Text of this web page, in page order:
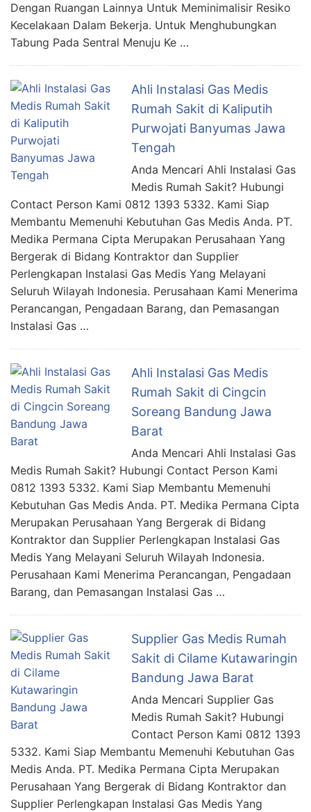
Dengan Ruangan Lainnya Untuk Meminimalisir Resiko
Kecelakaan Dalam Bekerja. Untuk Menghubungkan
Tabung Pada Sentral Menuju Ke …
Ahli Instalasi Gas Medis
Rumah Sakit di Kaliputih
Purwojati Banyumas Jawa
Tengah
Anda Mencari Ahli Instalasi Gas
Medis Rumah Sakit? Hubungi
Contact Person Kami 0812 1393 5332. Kami Siap
Membantu Memenuhi Kebutuhan Gas Medis Anda. PT.
Medika Permana Cipta Merupakan Perusahaan Yang
Bergerak di Bidang Kontraktor dan Supplier
Perlengkapan Instalasi Gas Medis Yang Melayani
Seluruh Wilayah Indonesia. Perusahaan Kami Menerima
Perancangan, Pengadaan Barang, dan Pemasangan
Instalasi Gas …
Ahli Instalasi Gas Medis
Rumah Sakit di Cingcin
Soreang Bandung Jawa
Barat
Anda Mencari Ahli Instalasi Gas
Medis Rumah Sakit? Hubungi Contact Person Kami
0812 1393 5332. Kami Siap Membantu Memenuhi
Kebutuhan Gas Medis Anda. PT. Medika Permana Cipta
Merupakan Perusahaan Yang Bergerak di Bidang
Kontraktor dan Supplier Perlengkapan Instalasi Gas
Medis Yang Melayani Seluruh Wilayah Indonesia.
Perusahaan Kami Menerima Perancangan, Pengadaan
Barang, dan Pemasangan Instalasi Gas …
Supplier Gas Medis Rumah
Sakit di Cilame Kutawaringin
Bandung Jawa Barat
Anda Mencari Supplier Gas
Medis Rumah Sakit? Hubungi
Contact Person Kami 0812 1393
5332. Kami Siap Membantu Memenuhi Kebutuhan Gas
Medis Anda. PT. Medika Permana Cipta Merupakan
Perusahaan Yang Bergerak di Bidang Kontraktor dan
Supplier Perlengkapan Instalasi Gas Medis Yang